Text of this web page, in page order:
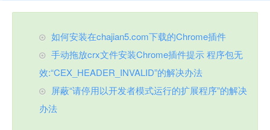
如何安装在chajian5.com下载的Chrome插件
手动拖放crx文件安装Chrome插件提示 程序包无
效:“CEX_HEADER_INVALID”的解决办法
屏蔽“请停用以开发者模式运行的扩展程序”的解决
办法